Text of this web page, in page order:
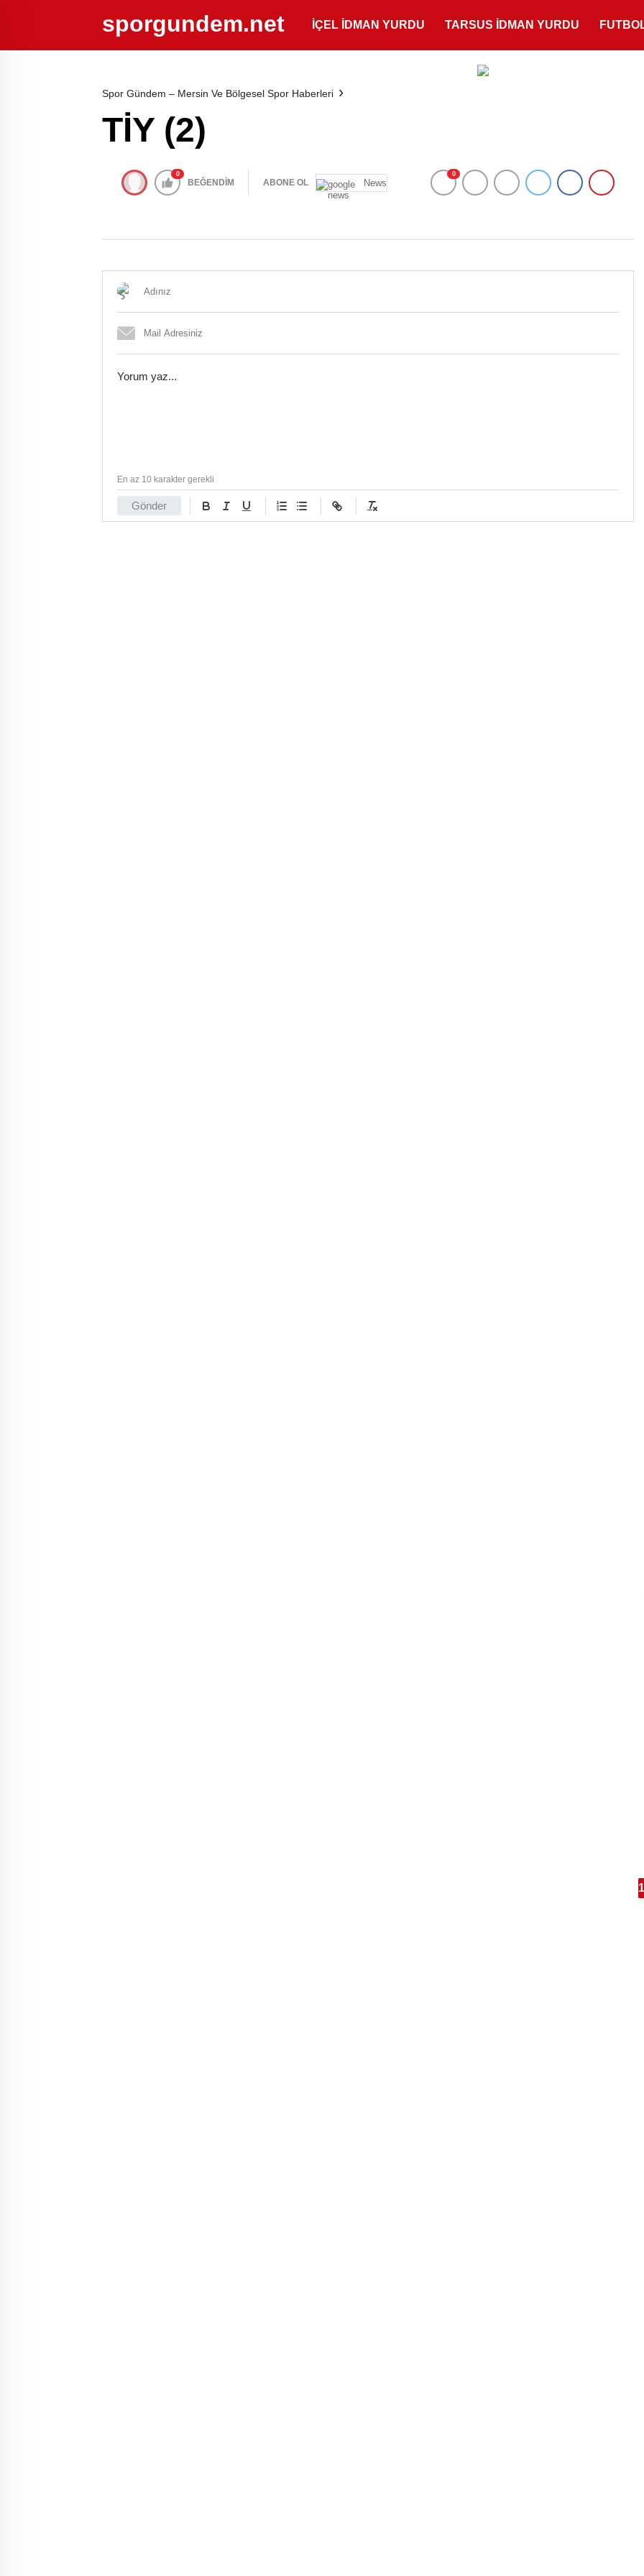
sporgundem.net İÇEL İDMAN YURDU TARSUS İDMAN YURDU
Spor Gündem – Mersin Ve Bölgesel Spor Haberleri
TİY (2)
0
BEĞENDİM ABONE OL News
0
Gönder
En az 10 karakter gerekli